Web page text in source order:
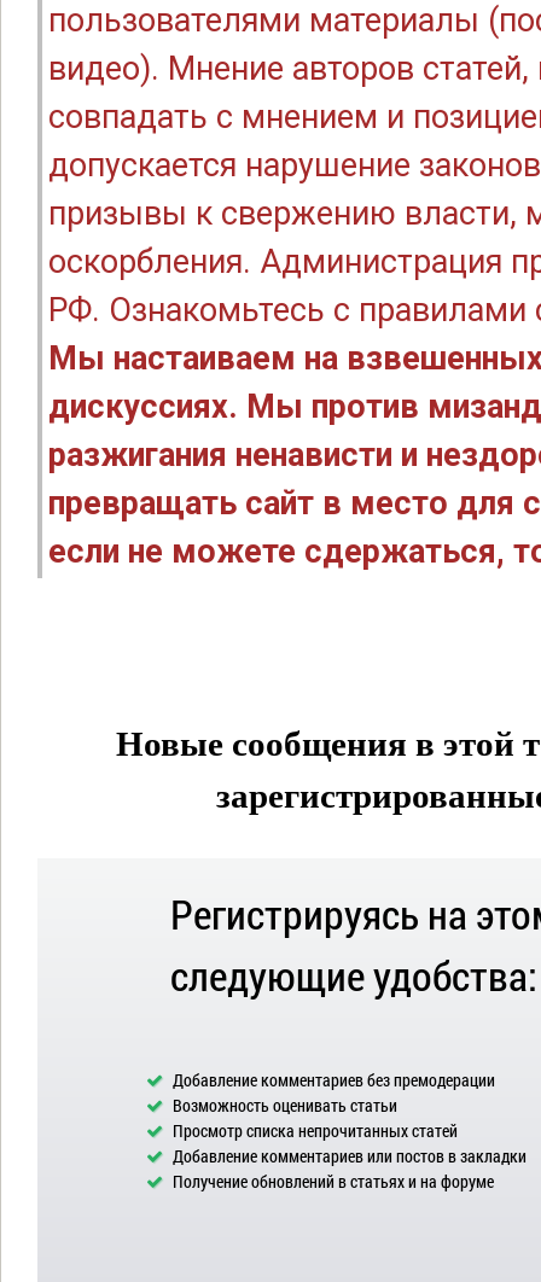
пользователями материалы
видео). Мнение авторов
совпадать с мнением и
допускается нарушение
призывы к свержению власти,
оскорбления. Администрация
РФ. Ознакомьтесь с правилами
Мы настаиваем на
дискуссиях. Мы против
разжигания ненависти и
превращать сайт в место для
если не можете сдержаться,
Новые сообщения в этой
Регистрируясь на
следующие удобства:
Добавление комментариев без премодерации
Возможность оценивать статьи
Просмотр списка непрочитанных статей
Добавление комментариев или постов в закладки
Получение обновлений в статьях и на форуме